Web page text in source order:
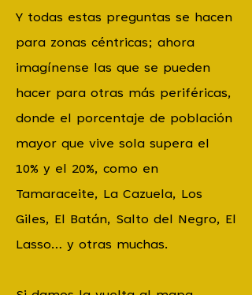
Y todas estas preguntas se hacen
para zonas céntricas; ahora
imagínense las que se pueden
hacer para otras más periféricas,
donde el porcentaje de población
mayor que vive sola supera el
10% y el 20%, como en
Tamaraceite, La Cazuela, Los
Giles, El Batán, Salto del Negro, El
Lasso… y otras muchas.